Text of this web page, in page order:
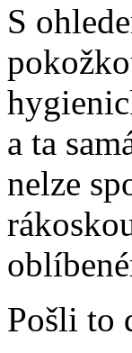
S
a ta
nelze
Pošli to